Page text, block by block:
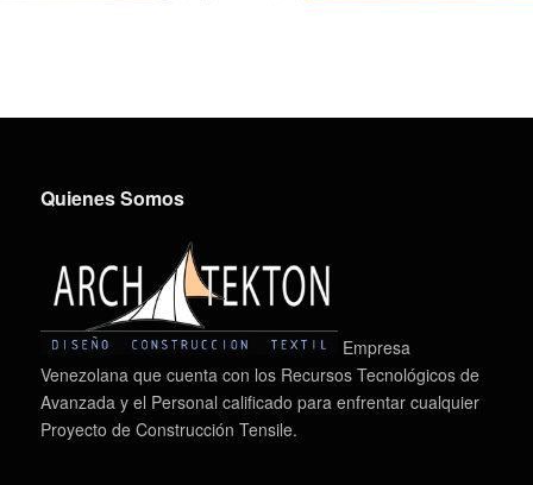
Quienes Somos
Empresa
Venezolana que cuenta con los Recursos Tecnológicos de
Avanzada y el Personal calificado para enfrentar cualquier
Proyecto de Construcción Tensile.